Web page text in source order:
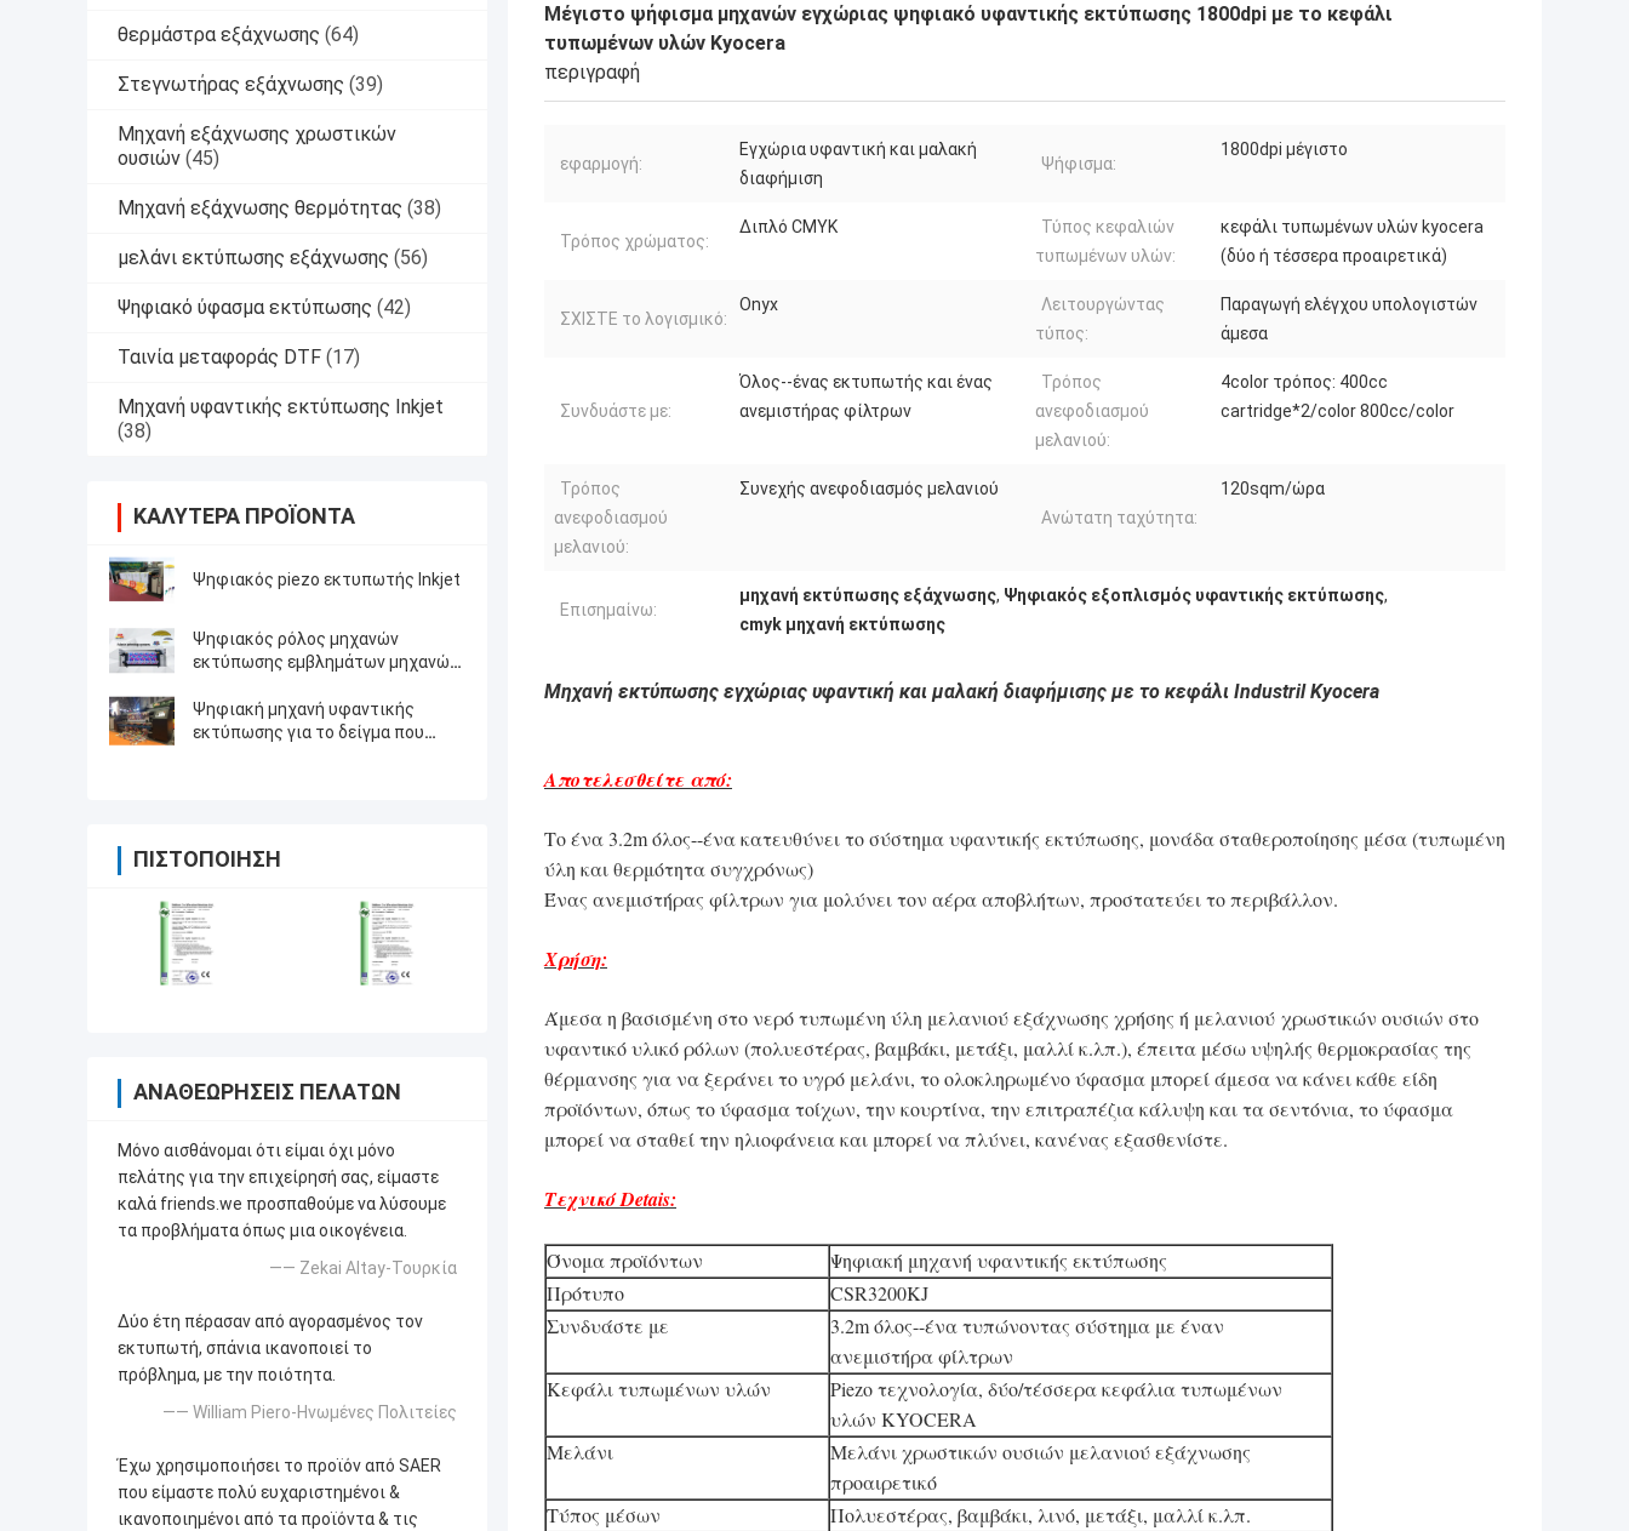
θερμάστρα εξάχνωσης (64)
Στεγνωτήρας εξάχνωσης (39)
Μηχανή εξάχνωσης χρωστικών
ουσιών (45)
Μηχανή εξάχνωσης θερμότητας (38)
μελάνι εκτύπωσης εξάχνωσης (56)
Ψηφιακό ύφασμα εκτύπωσης (42)
Ταινία μεταφοράς DTF (17)
Μηχανή υφαντικής εκτύπωσης Inkjet
(38)
ΚΑΛΎΤΕΡΑ ΠΡΟΪΌΝΤΑ
Ψηφιακός piezo εκτυπωτής Inkjet
Ψηφιακός ρόλος μηχανών
εκτύπωσης εμβλημάτων μηχανών
να κυλήσει τον τύπο
Ψηφιακή μηχανή υφαντικής
εκτύπωσης για το δείγμα που
ΠΙΣΤΟΠΟΊΗΣΗ
ΑΝΑΘΕΩΡΉΣΕΙΣ ΠΕΛΑΤΏΝ
Μόνο αισθάνομαι ότι είμαι όχι μόνο
πελάτης για την επιχείρησή σας, είμαστε
καλά friends.we προσπαθούμε να λύσουμε
τα προβλήματα όπως μια οικογένεια.
—— Zekai Altay-Τουρκία
Δύο έτη πέρασαν από αγορασμένος τον
εκτυπωτή, σπάνια ικανοποιεί το
πρόβλημα, με την ποιότητα.
—— William Piero-Ηνωμένες Πολιτείες
Έχω χρησιμοποιήσει το προϊόν από SAER
που είμαστε πολύ ευχαριστημένοι &
ικανοποιημένοι από τα προϊόντα & τις
Μέγιστο ψήφισμα μηχανών εγχώριας ψηφιακό υφαντικής εκτύπωσης 1800dpi με το κεφάλι
τυπωμένων υλών Kyocera
περιγραφή
εφαρμογή:
Εγχώρια υφαντική και μαλακή
διαφήμιση
Ψήφισμα:
1800dpi μέγιστο
Τρόπος χρώματος:
Διπλό CMYK
Τύπος κεφαλιών
τυπωμένων υλών:
κεφάλι τυπωμένων υλών kyocera
(δύο ή τέσσερα προαιρετικά)
ΣΧΙΣΤΕ το λογισμικό:
Onyx
Λειτουργώντας
τύπος:
Παραγωγή ελέγχου υπολογιστών
άμεσα
Συνδυάστε με:
Όλος--ένας εκτυπωτής και ένας
ανεμιστήρας φίλτρων
Τρόπος
ανεφοδιασμού
μελανιού:
4color τρόπος: 400cc
cartridge*2/color 800cc/color
Τρόπος
ανεφοδιασμού
μελανιού:
Συνεχής ανεφοδιασμός μελανιού
Ανώτατη ταχύτητα:
120sqm/ώρα
Επισημαίνω:
μηχανή εκτύπωσης εξάχνωσης, Ψηφιακός εξοπλισμός υφαντικής εκτύπωσης,
cmyk μηχανή εκτύπωσης
Μηχανή εκτύπωσης εγχώριας υφαντική και μαλακή διαφήμισης με το κεφάλι Industril Kyocera
Αποτελεσθείτε από:
Το ένα 3.2m όλος--ένα κατευθύνει το σύστημα υφαντικής εκτύπωσης, μονάδα σταθεροποίησης μέσα (τυπωμένη
ύλη και θερμότητα συγχρόνως)
Ένας ανεμιστήρας φίλτρων για μολύνει τον αέρα αποβλήτων, προστατεύει το περιβάλλον.
Χρήση:
Άμεσα η βασισμένη στο νερό τυπωμένη ύλη μελανιού εξάχνωσης χρήσης ή μελανιού χρωστικών ουσιών στο
υφαντικό υλικό ρόλων (πολυεστέρας, βαμβάκι, μετάξι, μαλλί κ.λπ.), έπειτα μέσω υψηλής θερμοκρασίας της
θέρμανσης για να ξεράνει το υγρό μελάνι, το ολοκληρωμένο ύφασμα μπορεί άμεσα να κάνει κάθε είδη
προϊόντων, όπως το ύφασμα τοίχων, την κουρτίνα, την επιτραπέζια κάλυψη και τα σεντόνια, το ύφασμα
μπορεί να σταθεί την ηλιοφάνεια και μπορεί να πλύνει, κανένας εξασθενίστε.
Τεχνικό Detais:
Όνομα προϊόντων
Ψηφιακή μηχανή υφαντικής εκτύπωσης
Πρότυπο
CSR3200KJ
Συνδυάστε με
3.2m όλος--ένα τυπώνοντας σύστημα με έναν
ανεμιστήρα φίλτρων
Κεφάλι τυπωμένων υλών
Piezo τεχνολογία, δύο/τέσσερα κεφάλια τυπωμένων
υλών KYOCERA
Μελάνι
Μελάνι χρωστικών ουσιών μελανιού εξάχνωσης
προαιρετικό
Τύπος μέσων
Πολυεστέρας, βαμβάκι, λινό, μετάξι, μαλλί κ.λπ.